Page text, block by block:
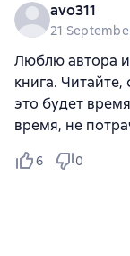
avo311
21
Люблю автора
книга.
это будет
время, не
6 0